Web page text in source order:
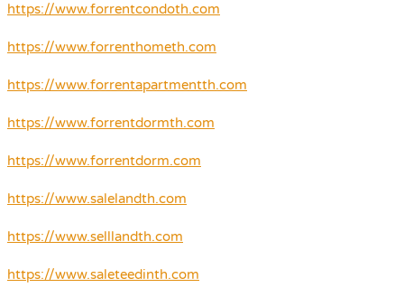
https://www.forrentcondoth.com
https://www.forrenthometh.com
https://www.forrentapartmentth.com
https://www.forrentdormth.com
https://www.forrentdorm.com
https://www.salelandth.com
https://www.selllandth.com
https://www.saleteedinth.com